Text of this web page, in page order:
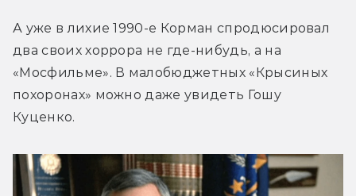
А уже в лихие 1990-е Корман спродюсировал
два своих хоррора не где-нибудь, а на
«Мосфильме». В малобюджетных «Крысиных
похоронах» можно даже увидеть Гошу
Куценко.